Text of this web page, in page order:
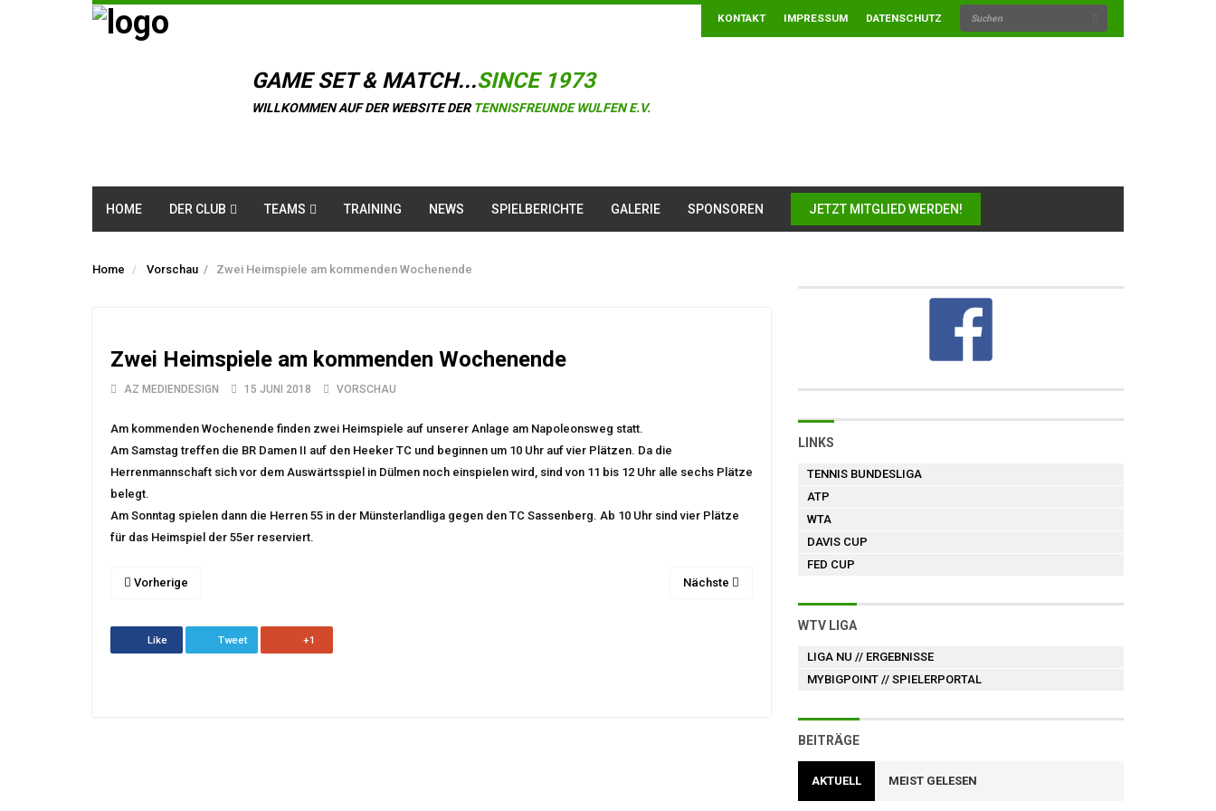
KONTAKT IMPRESSUM DATENSCHUTZ
GAME SET & MATCH...SINCE 1973
WILLKOMMEN AUF DER WEBSITE DER TENNISFREUNDE WULFEN E.V.
HOME DER CLUB TEAMS TRAINING NEWS SPIELBERICHTE GALERIE SPONSOREN JETZT MITGLIED WERDEN!
Home Vorschau / Zwei Heimspiele am kommenden Wochenende
Zwei Heimspiele am kommenden Wochenende
AZ MEDIENDESIGN 15 JUNI 2018 VORSCHAU
Am kommenden Wochenende finden zwei Heimspiele auf unserer Anlage am Napoleonsweg statt.
Am Samstag treffen die BR Damen II auf den Heeker TC und beginnen um 10 Uhr auf vier Plätzen. Da die
Herrenmannschaft sich vor dem Auswärtsspiel in Dülmen noch einspielen wird, sind von 11 bis 12 Uhr alle sechs Plätze
belegt.
Am Sonntag spielen dann die Herren 55 in der Münsterlandliga gegen den TC Sassenberg. Ab 10 Uhr sind vier Plätze
für das Heimspiel der 55er reserviert.
Vorherige Nächste
Like Tweet +1
LINKS
TENNIS BUNDESLIGA
ATP
WTA
DAVIS CUP
FED CUP
WTV LIGA
LIGA NU // ERGEBNISSE
MYBIGPOINT // SPIELERPORTAL
BEITRÄGE
AKTUELL MEIST GELESEN